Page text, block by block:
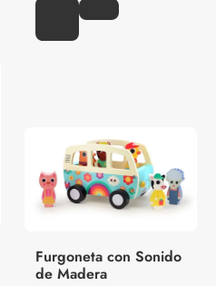
Furgoneta con Sonido
de Madera